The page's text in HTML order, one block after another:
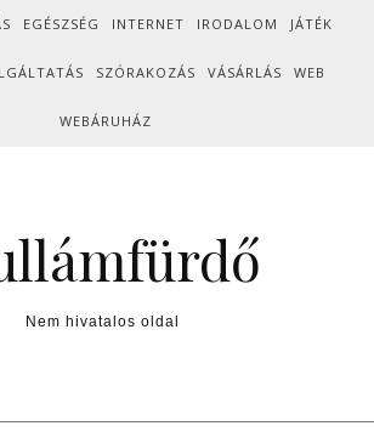
EGÉSZSÉG INTERNET IRODALOM JÁTÉK
SZÓRAKOZÁS VÁSÁRLÁS WEB
WEBÁRUHÁZ
Nem hivatalos oldal